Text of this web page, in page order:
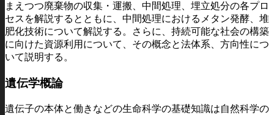
まえつつ廃棄物の収集・運搬、中間処理、埋立処分の各プロ
セスを解説するとともに、中間処理におけるメタン発酵、堆
肥化技術について解説する。さらに、持続可能な社会の構築
に向けた資源利用について、その概念と法体系、方向性につ
いて説明する。
遺伝学概論
遺伝子の本体と働きなどの生命科学の基礎知識は自然科学の